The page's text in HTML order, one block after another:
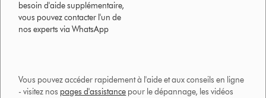
besoin d'aide supplémentaire,
vous pouvez contacter l'un de
nos experts via WhatsApp
Vous pouvez accéder rapidement à l'aide et aux conseils en ligne
- visitez nos pages d'assistance pour le dépannage, les vidéos